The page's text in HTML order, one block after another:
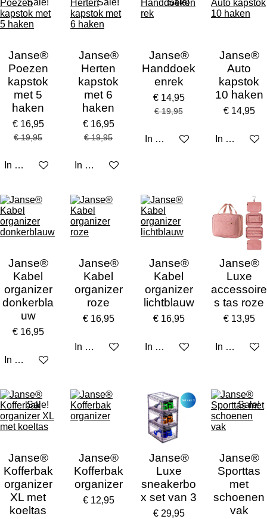
Janse®
Poezen
kapstok
met 5
haken
€ 16,95
€ 19,95
In winkelwagen
Janse®
Herten
kapstok
met 6
haken
€ 16,95
€ 19,95
In winkelwagen
Janse®
Handdoek
enrek
€ 14,95
€ 19,95
In winkelwagen
Janse®
Auto
kapstok
10 haken
€ 14,95
In
Janse®
Kabel
organizer
donkerbla
uw
€ 16,95
In winkelwagen
Janse®
Kabel
organizer
roze
€ 16,95
In winkelwagen
Janse®
Kabel
organizer
lichtblauw
€ 16,95
In winkelwagen
Janse®
Luxe
accessoire
s tas roze
€ 13,95
In
Sale!
Janse®
Kofferbak
organizer
XL met
koeltas
Janse®
Kofferbak
organizer
€ 12,95
Janse®
Luxe
sneakerbo
x set van 3
€ 29,95
Sale!
Janse®
Sporttas
met
schoenen
vak